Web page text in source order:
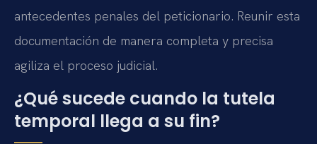
antecedentes penales del peticionario. Reunir esta
documentación de manera completa y precisa
agiliza el proceso judicial.
¿Qué sucede cuando la tutela
temporal llega a su fin?